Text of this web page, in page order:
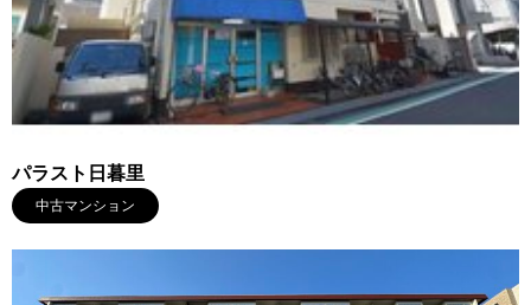
パラスト日暮里
中古マンション